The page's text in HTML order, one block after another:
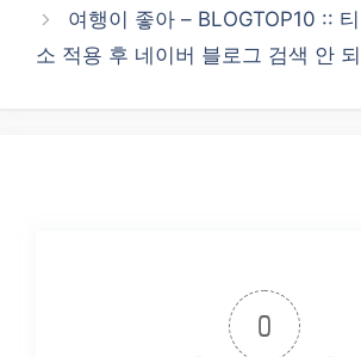
여행이 좋아 – BLOGTOP10 ::
소 적용 후 네이버 블로그 검색 안
0